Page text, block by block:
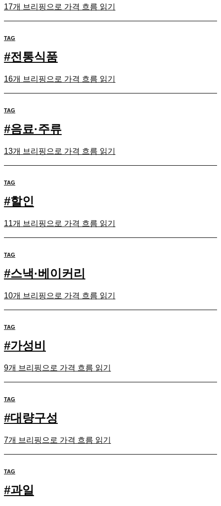
17개 브리핑으로 가격 흐름 읽기
TAG
#전통식품
16개 브리핑으로 가격 흐름 읽기
TAG
#음료·주류
13개 브리핑으로 가격 흐름 읽기
TAG
#할인
11개 브리핑으로 가격 흐름 읽기
TAG
#스낵·베이커리
10개 브리핑으로 가격 흐름 읽기
TAG
#가성비
9개 브리핑으로 가격 흐름 읽기
TAG
#대량구성
7개 브리핑으로 가격 흐름 읽기
TAG
#과일